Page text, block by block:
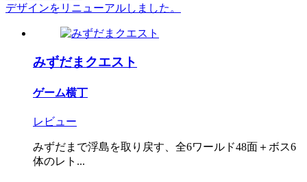
デザインをリニューアルしました。
みずだまクエスト
ゲーム横丁
レビュー
みずだまで浮島を取り戻す、全6ワールド48面＋ボス6
体のレト...